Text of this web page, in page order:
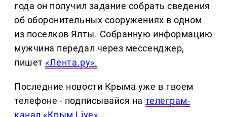
года он получил задание собрать сведения
об оборонительных сооружениях в одном
из поселков Ялты. Собранную информацию
мужчина передал через мессенджер,
пишет «Лента.ру».
Последние новости Крыма уже в твоем
телефоне - подписывайся на телеграм-
канал «Крым Live»